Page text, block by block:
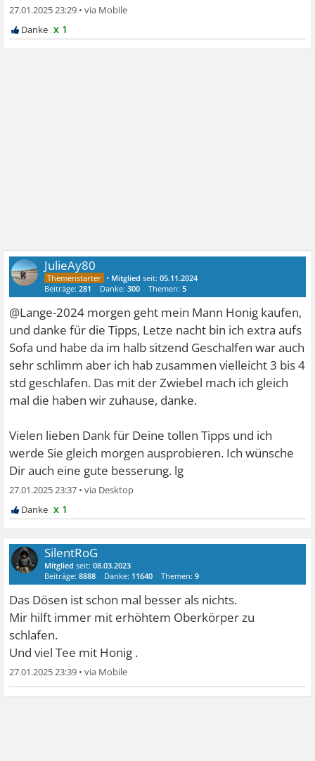
27.01.2025 23:29 •
x 1
JulieAy80
• Mitglied seit:05.11.2024
Beiträge:281 Danke:300 Themen:5
@Lange-2024 morgen geht mein Mann Honig kaufen,
und danke für die Tipps, Letze nacht bin ich extra aufs
Sofa und habe da im halb sitzend Geschalfen war auch
sehr schlimm aber ich hab zusammen vielleicht 3 bis 4
std geschlafen. Das mit der Zwiebel mach ich gleich
mal die haben wir zuhause, danke.
Vielen lieben Dank für Deine tollen Tipps und ich
werde Sie gleich morgen ausprobieren. Ich wünsche
Dir auch eine gute besserung. lg
27.01.2025 23:37 •
x 1
SilentRoG
Mitglied seit:08.03.2023
Beiträge:8888 Danke: 11640 Themen:9
Das Dösen ist schon mal besser als nichts.
Mir hilft immer mit erhöhtem Oberkörper zu
schlafen.
Und viel Tee mit Honig .
27.01.2025 23:39 •